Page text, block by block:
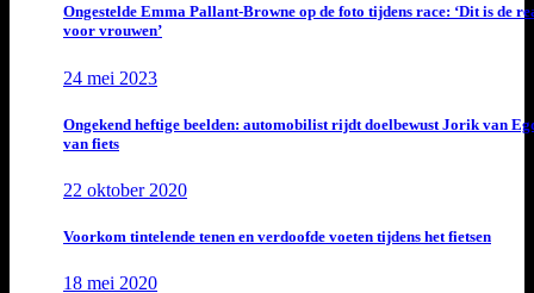
Ongestelde Emma Pallant-Browne op de foto tijdens race: ‘Dit is de
voor vrouwen’
24 mei 2023
Ongekend heftige beelden: automobilist rijdt doelbewust Jorik van
van fiets
22 oktober 2020
Voorkom tintelende tenen en verdoofde voeten tijdens het fietsen
18 mei 2020